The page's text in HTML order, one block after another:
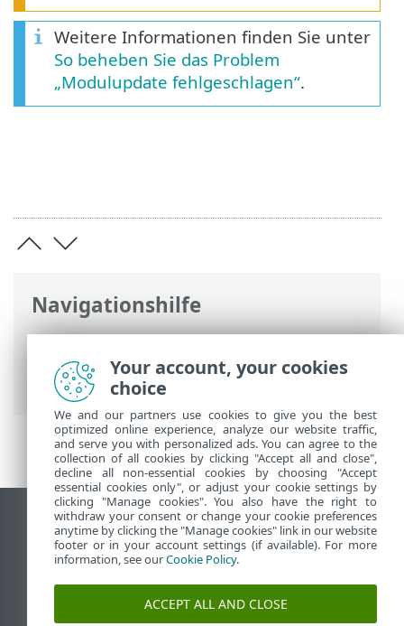
Navigationshilfe
ESET Online-Hilfe>ESET Smart Security
Premium
>Arbeiten mit ESET Smart
Security Premium
> Update
Weitere Informationen finden Sie unter
So beheben Sie das Problem
„Modulupdate fehlgeschlagen“.
Desktop-Site anzeigen
End of Life
ESET Knowledgebase
ESET-Forum
ESET Status Portal
Your account, your cookies
choice
We and our partners use cookies to give you the best
optimized online experience, analyze our website traffic,
and serve you with personalized ads. You can agree to the
collection of all cookies by clicking "Accept all and close",
decline all non-essential cookies by choosing "Accept
essential cookies only", or adjust your cookie settings by
clicking "Manage cookies". You also have the right to
withdraw your consent or change your cookie preferences
anytime by clicking the "Manage cookies" link in our website
footer or in your account settings (if available). For more
information, see ourCookie Policy.
ACCEPT ALL AND CLOSE